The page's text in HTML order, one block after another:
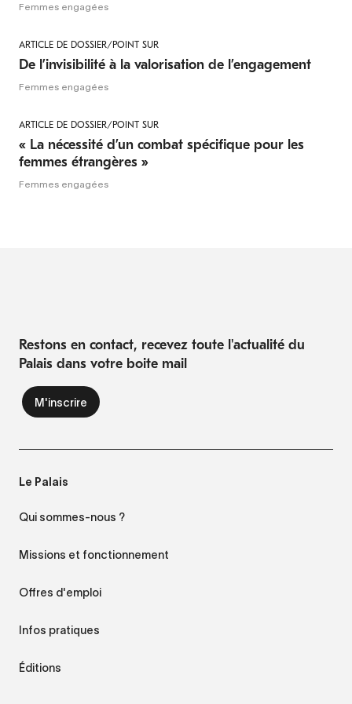
Femmes engagées
ARTICLE DE DOSSIER/POINT SUR
De l’invisibilité à la valorisation de l’engagement
Femmes engagées
ARTICLE DE DOSSIER/POINT SUR
« La nécessité d’un combat spécifique pour les
femmes étrangères »
Femmes engagées
Restons en contact, recevez toute l'actualité du
Palais dans votre boite mail
Le Palais
Qui sommes-nous ?
Missions et fonctionnement
Offres d'emploi
Infos pratiques
Éditions